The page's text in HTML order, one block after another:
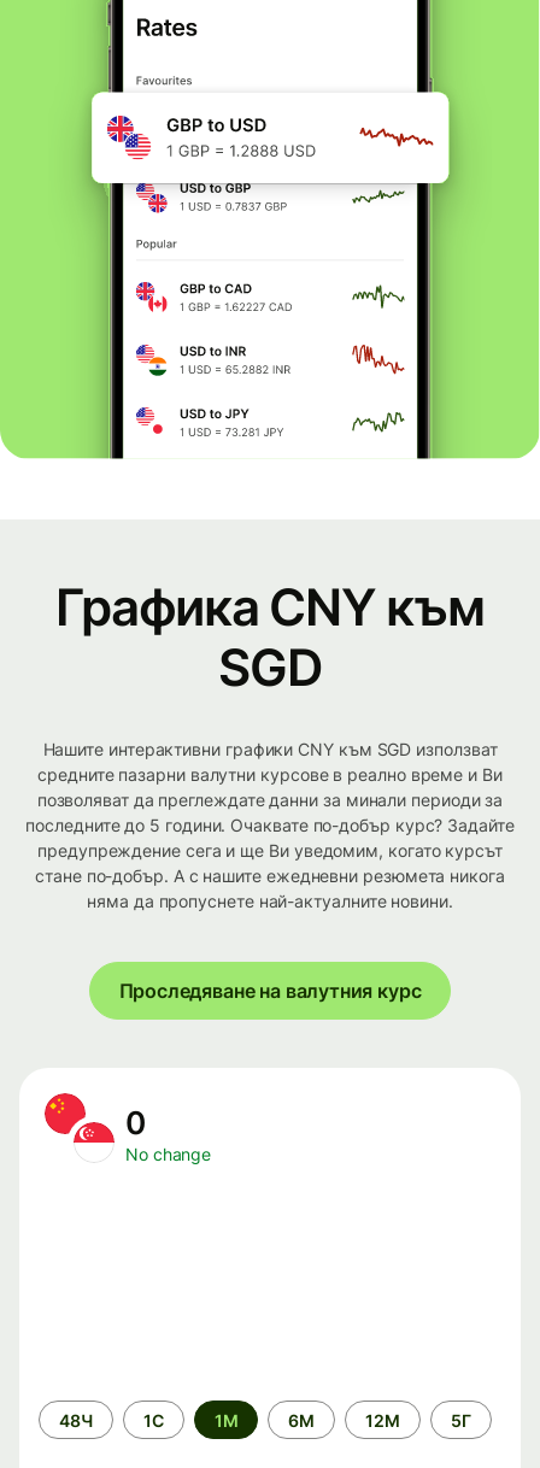
Графика CNY към
SGD
Нашите интерактивни графики CNY към SGD използват
средните пазарни валутни курсове в реално време и Ви
позволяват да преглеждате данни за минали периоди за
последните до 5 години. Очаквате по-добър курс? Задайте
предупреждение сега и ще Ви уведомим, когато курсът
стане по-добър. А с нашите ежедневни резюмета никога
няма да пропуснете най-актуалните новини.
Проследяване на валутния курс
0
No change
Time
period
48Ч 1С 1М 6М 12М 5Г